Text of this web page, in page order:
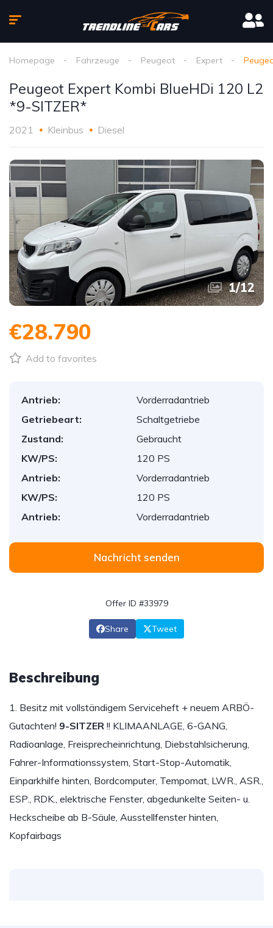
Homepage Fahrzeuge Peugeot Expert
Peugeot Expert Kombi BlueHDi 120 L2
*9-SITZER*
2021 Kleinbus Diesel
1/12
€28.790
Add to favorites
Antrieb:
Vorderradantrieb
Getriebeart:
Schaltgetriebe
Zustand:
Gebraucht
KW/PS:
120 PS
Antrieb:
Vorderradantrieb
KW/PS:
120 PS
Antrieb:
Vorderradantrieb
Nachricht senden
Offer ID #33979
Share Tweet
Beschreibung
1. Besitz mit vollständigem Serviceheft + neuem ARBÖ-
Gutachten! 9-SITZER !! KLIMAANLAGE, 6-GANG,
Radioanlage, Freisprecheinrichtung, Diebstahlsicherung,
Fahrer-Informationssystem, Start-Stop-Automatik,
Einparkhilfe hinten, Bordcomputer, Tempomat, LWR., ASR.,
ESP., RDK., elektrische Fenster, abgedunkelte Seiten- u.
Heckscheibe ab B-Säule, Ausstellfenster hinten,
Kopfairbags